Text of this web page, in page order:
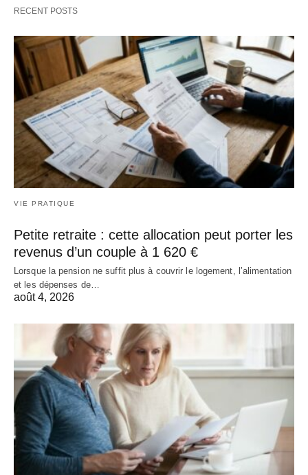
RECENT POSTS
VIE PRATIQUE
Petite retraite : cette allocation peut porter les
revenus d’un couple à 1 620 €
Lorsque la pension ne suffit plus à couvrir le logement, l’alimentation
et les dépenses de…
août 4, 2026